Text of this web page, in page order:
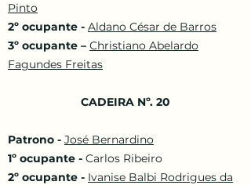
Pinto
2º ocupante - Aldano César de Barros
3º ocupante – Christiano Abelardo
Fagundes Freitas
CADEIRA Nº. 20
Patrono - José Bernardino
1º ocupante - Carlos Ribeiro
2º ocupante - Ivanise Balbi Rodrigues da